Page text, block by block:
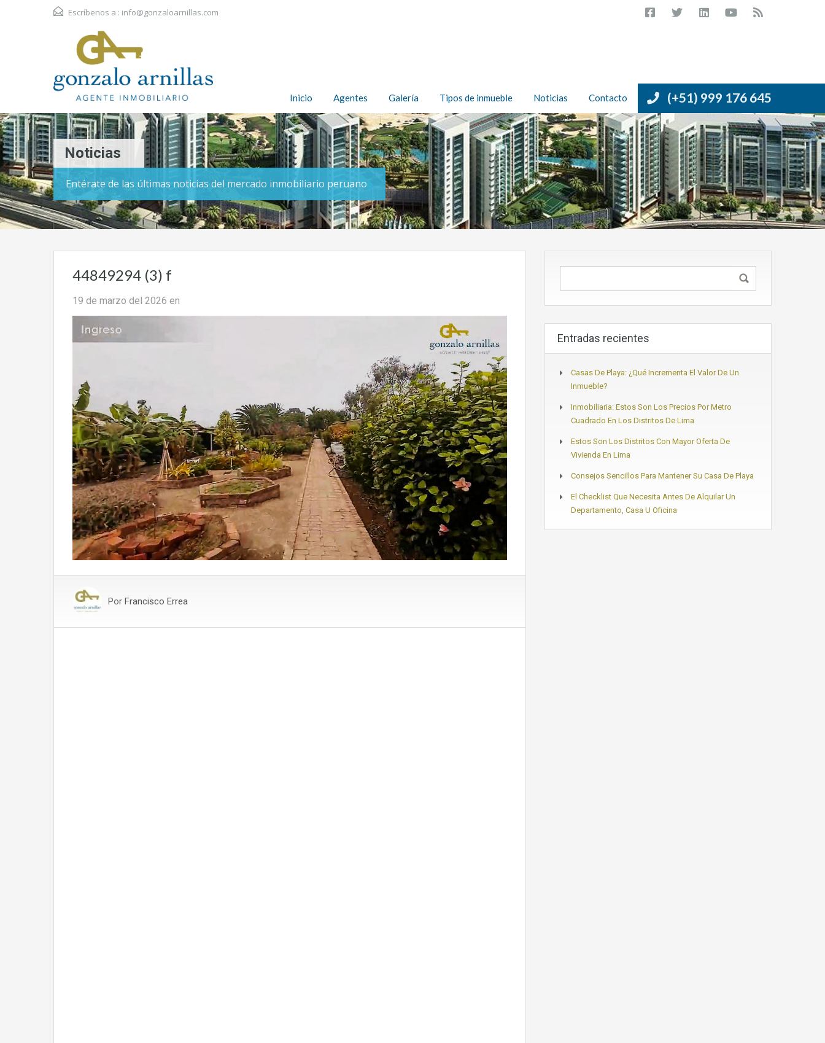
Escríbenos a : info@gonzaloarnillas.com
(+51) 999 176 645
Inicio Agentes Galería Tipos de inmueble Noticias Contacto
Noticias
Entérate de las últimas noticias del mercado inmobiliario peruano
44849294 (3) f
19 de marzo del 2026 en
Por Francisco Errea
Entradas recientes
Casas De Playa: ¿Qué Incrementa El Valor De Un
Inmueble?
Inmobiliaria: Estos Son Los Precios Por Metro
Cuadrado En Los Distritos De Lima
Estos Son Los Distritos Con Mayor Oferta De
Vivienda En Lima
Consejos Sencillos Para Mantener Su Casa De Playa
El Checklist Que Necesita Antes De Alquilar Un
Departamento, Casa U Oficina